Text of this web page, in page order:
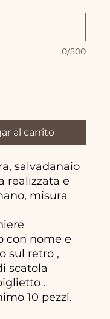
0/500
al carrito
salvadanaio
realizzata e
misura
con nome e
sul retro ,
scatola
.
10 pezzi.